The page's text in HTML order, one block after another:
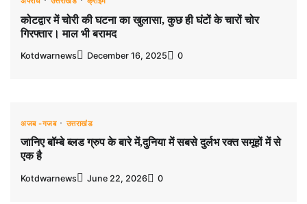
कोटद्वार में चोरी की घटना का खुलासा, कुछ ही घंटों के चारों चोर
गिरफ्तार। माल भी बरामद
Kotdwarnews December 16, 2025 0
अजब -गजब उत्तराखंड
जानिए बॉम्बे ब्लड ग्रुप के बारे में,दुनिया में सबसे दुर्लभ रक्त समूहों में से
एक है
Kotdwarnews June 22, 2026 0